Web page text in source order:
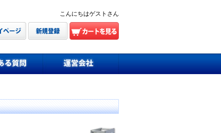
こんにちはゲストさん